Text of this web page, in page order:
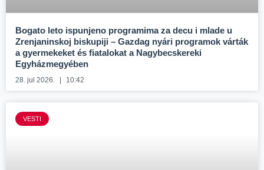
Bogato leto ispunjeno programima za decu i mlade u
Zrenjaninskoj biskupiji – Gazdag nyári programok várták
a gyermekeket és fiatalokat a Nagybecskereki
Egyházmegyében
28. jul 2026. 10:42
VESTI